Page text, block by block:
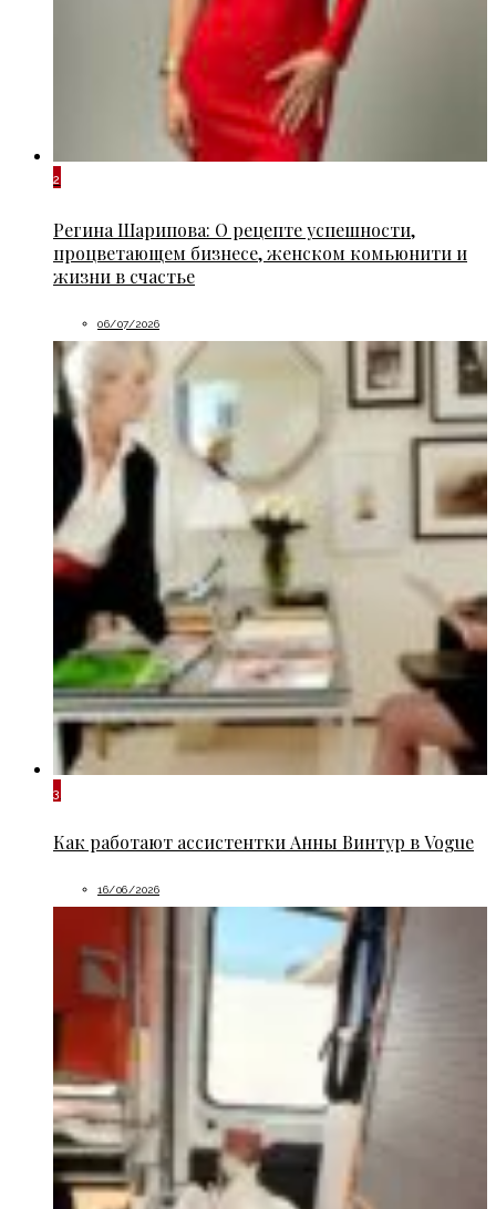
2
Регина Шарипова: О рецепте успешности,
процветающем бизнесе, женском комьюнити и
жизни в счастье
06/07/2026
3
Как работают ассистентки Анны Винтур в Vogue
16/06/2026